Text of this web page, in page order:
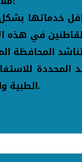
خدماتها
في هذه
المحافظة
المحددة
الطبية والعلاجية المتاحة.